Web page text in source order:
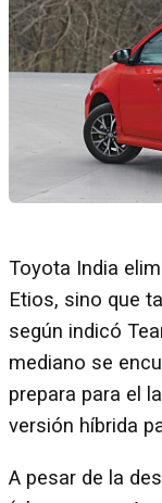
Toyota India
Etios, sino que
según indicó
mediano se
prepara para el
versión híbrida
A pesar de la